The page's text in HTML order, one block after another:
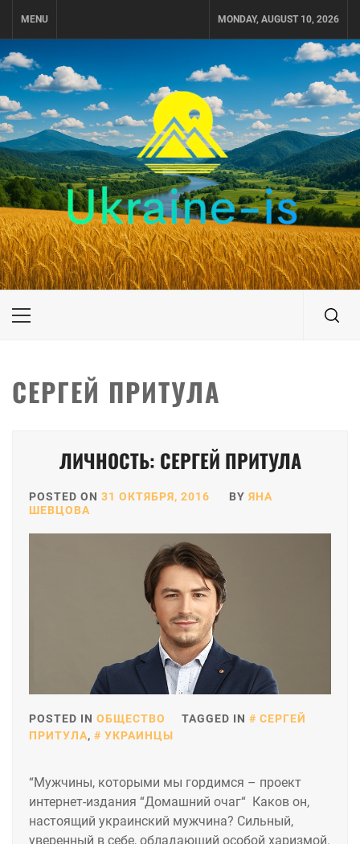
MENU MONDAY, AUGUST 10, 2026
UKRAINE-IS
ПУТЕШЕСТВИЕ ПО УКРАИНЕ
Primary
СЕРГЕЙ ПРИТУЛА
ЛИЧНОСТЬ: СЕРГЕЙ ПРИТУЛА
POSTED ON 31 ОКТЯБРЯ, 2016 BY ЯНА
ШЕВЦОВА
POSTED IN ОБЩЕСТВО TAGGED IN
СЕРГЕЙ
ПРИТУЛА, УКРАИНЦЫ
“Мужчины, которыми мы гордимся – проект
интернет-издания “Домашний очаг“ Каков он,
настоящий украинский мужчина? Сильный,
уверенный в себе, обладающий особой харизмой.